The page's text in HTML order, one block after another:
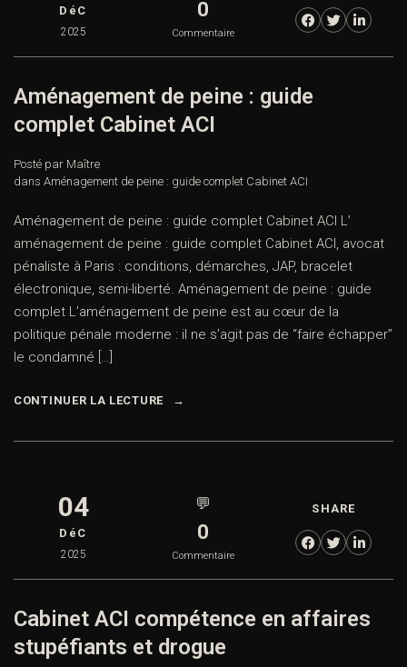
DéC
2025
0
Commentaire
Aménagement de peine : guide
complet Cabinet ACI
Posté par Maître
dans Aménagement de peine : guide complet Cabinet ACI
Aménagement de peine : guide complet Cabinet ACI L’
aménagement de peine : guide complet Cabinet ACI, avocat
pénaliste à Paris : conditions, démarches, JAP, bracelet
électronique, semi-liberté. Aménagement de peine : guide
complet L’aménagement de peine est au cœur de la
politique pénale moderne : il ne s’agit pas de “faire échapper”
le condamné […]
CONTINUER LA LECTURE
04
DéC
2025
💬
0
Commentaire
SHARE
Cabinet ACI compétence en affaires
stupéfiants et drogue